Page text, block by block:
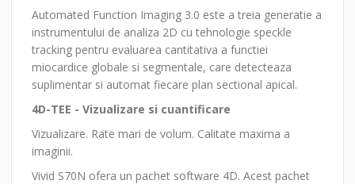
Automated Function Imaging 3.0 este a treia generatie a
instrumentului de analiza 2D cu tehnologie speckle
tracking pentru evaluarea cantitativa a functiei
miocardice globale si segmentale, care detecteaza
suplimentar si automat fiecare plan sectional apical.
4D-TEE - Vizualizare si cuantificare
Vizualizare. Rate mari de volum. Calitate maxima a
imaginii.
Vivid S70N ofera un pachet software 4D. Acest pachet